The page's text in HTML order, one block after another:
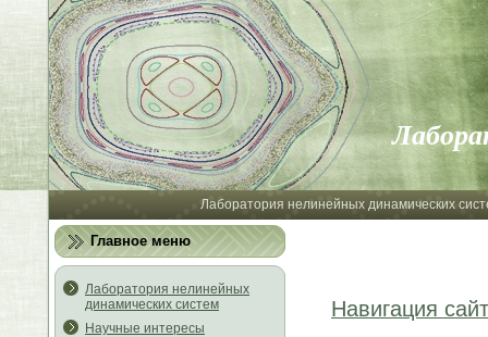
Лаборатория нелинейных динамических
Главное меню
Лаборатория нелинейных
динамических систем
Научные интересы
Навигация